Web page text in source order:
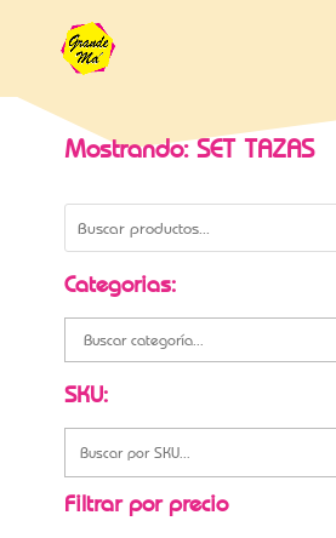
Mostrando: SET TAZAS
Categorias:
SKU:
Filtrar por precio